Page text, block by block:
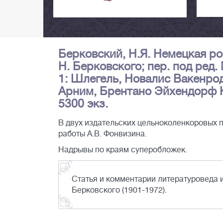
Берковский, Н.Я. Немецкая
Н. Берковского; пер. под
1: Шлегель, Новалис
Арним, Брентано Эйхендорф
5300 экз.
В двух издательских
работы А.В. Фонвизина.
Надрывы по краям суперобложек.
Статья и комментарии
Берковского (1901-1972).